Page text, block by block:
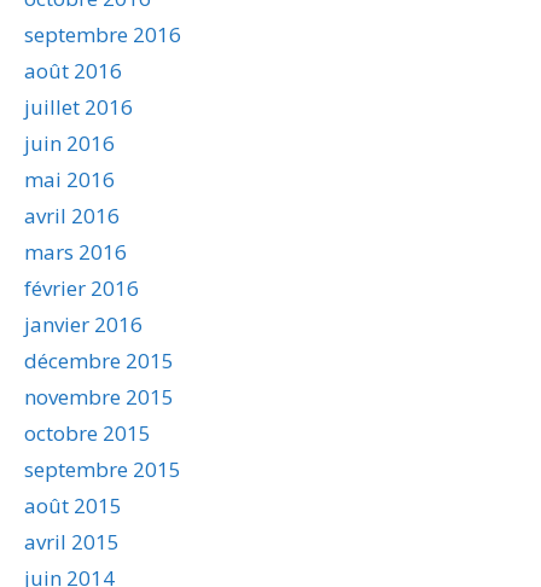
septembre 2016
août 2016
juillet 2016
juin 2016
mai 2016
avril 2016
mars 2016
février 2016
janvier 2016
décembre 2015
novembre 2015
octobre 2015
septembre 2015
août 2015
avril 2015
juin 2014